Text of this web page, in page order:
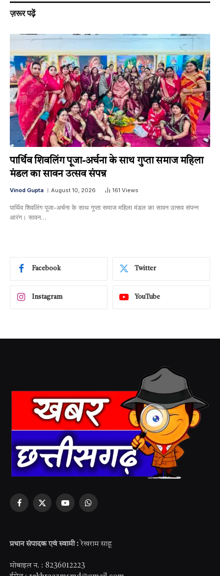
ज़रूर पढ़ें
पार्थिव शिवलिंग पूजा-अर्चना के साथ गुप्ता समाज महिला
मंडल का सावन उत्सव संपन्न
Vinod Gupta August 10, 2026 161 Views
पार्थिव शिवलिंग पूजा-अर्चना के साथ गुप्ता समाज महिला मंडल का सावन उत्सव संपन्न ​
आरंग। सावन…
Facebook Twitter
Instagram YouTube
Facebook
X
YouTubeWhatsApp
प्रधान संपादक एवं स्वामी : रेखराम साहू
मोबाइल न. : 8236012223